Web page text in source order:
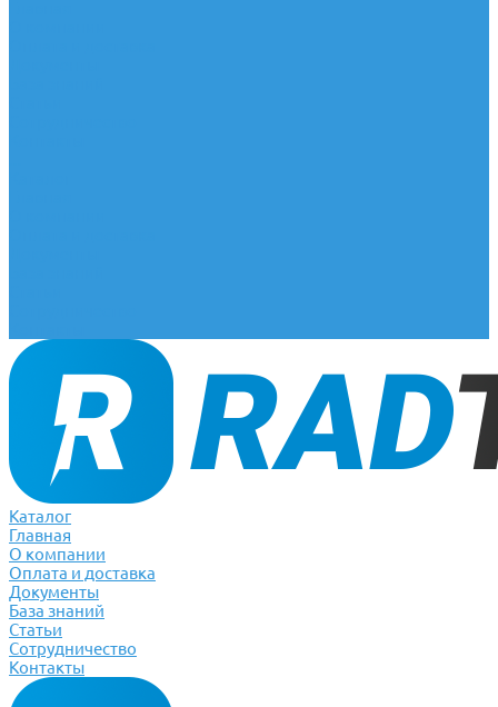
Каталог
Главная
О компании
Оплата и доставка
Документы
База знаний
Статьи
Сотрудничество
Контакты